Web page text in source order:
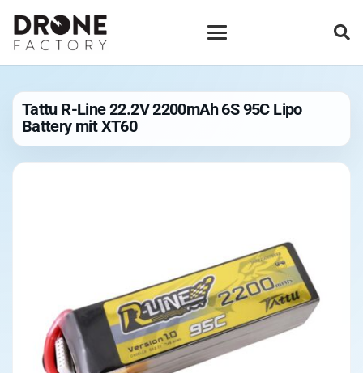
Tattu R-Line 22.2V 2200mAh 6S 95C Lipo
Battery mit XT60